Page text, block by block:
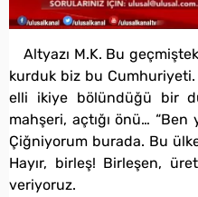
Altyazı M.K. Bu
kurduk biz bu
elli ikiye bölündüğü bir
mahşeri, açtığı önü…
Çiğniyorum burada. Bu
Hayır, birleş! Birleşen,
veriyoruz.